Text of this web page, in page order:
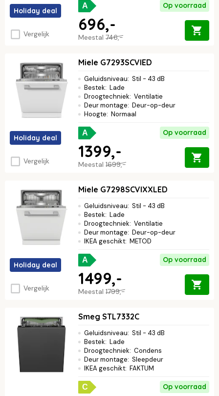
Holiday deal
Vergelijk
A Op voorraad
Meestal 746,-
696,-
Holiday deal
Vergelijk
Miele G7293SCVIED
Geluidsniveau: Stil - 43 dB
Bestek: Lade
Droogtechniek: Ventilatie
Deur montage: Deur-op-deur
Hoogte: Normaal
A Op voorraad
Meestal 1699,-
1399,-
Holiday deal
Vergelijk
Miele G7298SCVIXXLED
Geluidsniveau: Stil - 43 dB
Bestek: Lade
Droogtechniek: Ventilatie
Deur montage: Deur-op-deur
IKEA geschikt: METOD
A Op voorraad
Meestal 1799,-
1499,-
Smeg STL7332C
Geluidsniveau: Stil - 43 dB
Bestek: Lade
Droogtechniek: Condens
Deur montage: Sleepdeur
IKEA geschikt: FAKTUM
C Op voorraad